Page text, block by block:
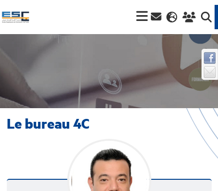
Le bureau 4C